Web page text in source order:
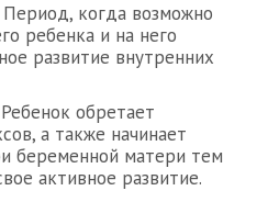
Период, когда возможно
ребенка и на него
развитие внутренних
Ребенок обретает
а также начинает
беременной матери тем
активное развитие.